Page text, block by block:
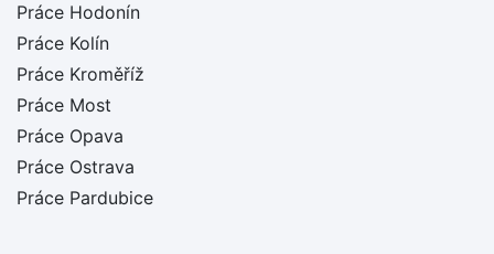
Práce Hodonín
Práce Kolín
Práce Kroměříž
Práce Most
Práce Opava
Práce Ostrava
Práce Pardubice